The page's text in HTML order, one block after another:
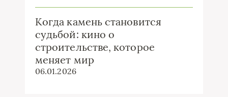
Когда камень становится
судьбой: кино о
строительстве, которое
меняет мир
06.01.2026